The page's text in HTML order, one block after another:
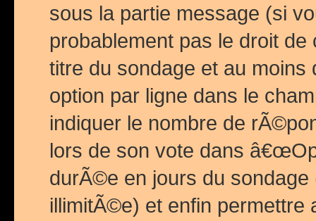
sous la partie message (si
probablement pas le droit
titre du sondage et au
option par ligne dans le
indiquer le nombre de
lors de son vote dans
durÃ©e en jours du
illimitÃ©e) et enfin permettre